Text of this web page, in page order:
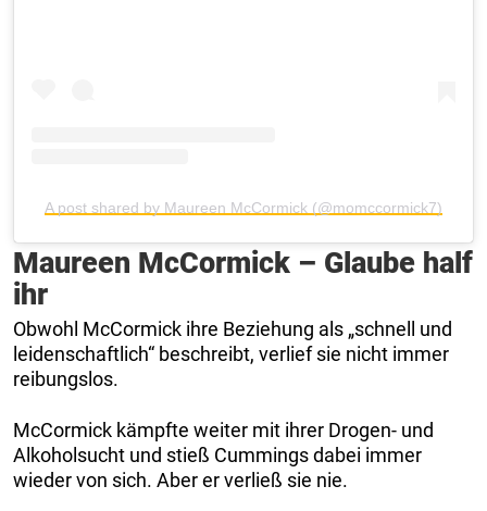
A post shared by Maureen McCormick (@momccormick7)
Maureen McCormick – Glaube half
ihr
Obwohl McCormick ihre Beziehung als „schnell und
leidenschaftlich“ beschreibt, verlief sie nicht immer
reibungslos.
McCormick kämpfte weiter mit ihrer Drogen- und
Alkoholsucht und stieß Cummings dabei immer
wieder von sich. Aber er verließ sie nie.